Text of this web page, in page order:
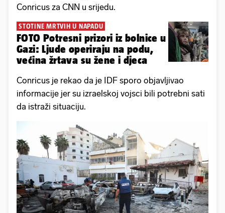
Conricus za CNN u srijedu.
STOTINE MRTVIH U NAPADU
FOTO Potresni prizori iz bolnice u
Gazi: Ljude operiraju na podu,
većina žrtava su žene i djeca
Conricus je rekao da je IDF sporo objavljivao
informacije jer su izraelskoj vojsci bili potrebni sati
da istraži situaciju.